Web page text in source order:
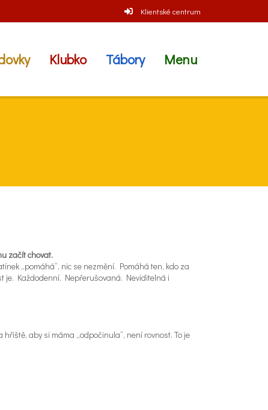
Klientské centrum
Klubko Tábory Menu
začít chovat.
„pomáhá“, nic se nezmění. Pomáhá ten, kdo za
je. Každodenní. Nepřerušovaná. Neviditelná i
aby si máma „odpočinula“, není rovnost. To je